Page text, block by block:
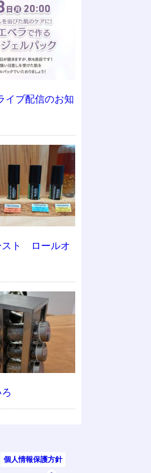
イブ配信のお知
スト ロールオ
個人情報保護方針